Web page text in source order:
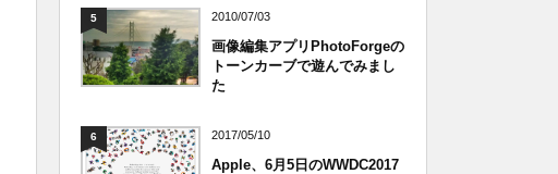
5 2010/07/03
画像編集アプリPhotoForgeの
トーンカーブで遊んでみまし
た
6 2017/05/10
Apple、6月5日のWWDC2017